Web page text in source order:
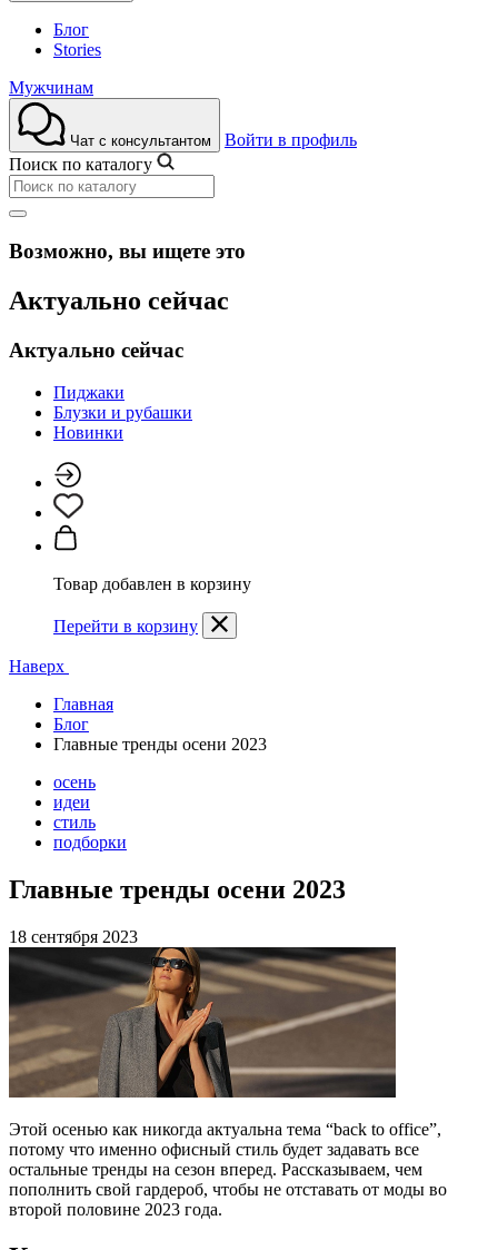
Блог
Stories
Мужчинам
Чат с консультантом
Войти в профиль
Поиск по каталогу
Возможно, вы ищете это
Актуально сейчас
Актуально сейчас
Пиджаки
Блузки и рубашки
Новинки
Товар добавлен в корзину
Перейти в корзину
Наверх
Главная
Блог
Главные тренды осени 2023
осень
идеи
стиль
подборки
Главные тренды осени 2023
18 сентября 2023
Этой осенью как никогда актуальна тема “back to office”,
потому что именно офисный стиль будет задавать все
остальные тренды на сезон вперед. Рассказываем, чем
пополнить свой гардероб, чтобы не отставать от моды во
второй половине 2023 года.